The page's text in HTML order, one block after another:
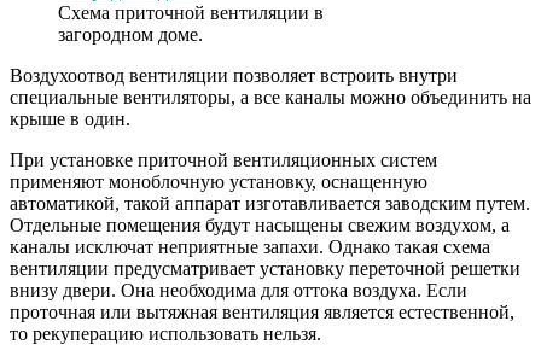
Схема приточной вентиляции в
загородном доме.
Воздухоотвод вентиляции позволяет встроить внутри
специальные вентиляторы, а все каналы можно объединить на
крыше в один.
При установке приточной вентиляционных систем
применяют моноблочную установку, оснащенную
автоматикой, такой аппарат изготавливается заводским путем.
Отдельные помещения будут насыщены свежим воздухом, а
каналы исключат неприятные запахи. Однако такая схема
вентиляции предусматривает установку переточной решетки
внизу двери. Она необходима для оттока воздуха. Если
проточная или вытяжная вентиляция является естественной,
то рекуперацию использовать нельзя.